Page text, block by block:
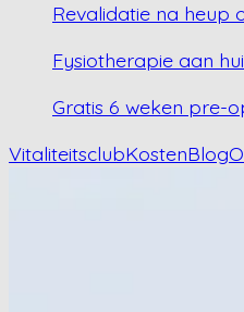
Revalidatie na heup
Fysiotherapie aan
Gratis 6 weken pre-
VitaliteitsclubKostenBlog